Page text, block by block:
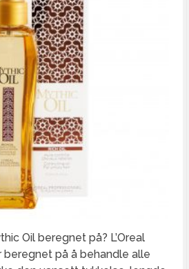
Oil beregnet på? L’Oreal
beregnet på å behandle alle